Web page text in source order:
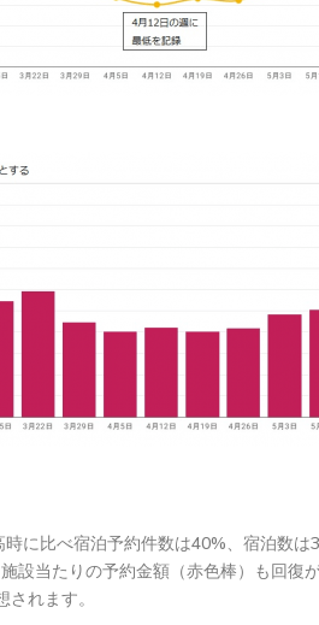
に比べ宿泊予約件数は40%、宿泊数
当たりの予約金額（赤色棒）も回復
れます。